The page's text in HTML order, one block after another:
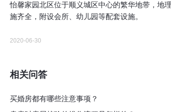
怡馨家园北区位于顺义城区中心的繁华地带，地
施齐全，附设会所、幼儿园等配套设施。
2020-06-30
相关问答
买婚房都有哪些注意事项？